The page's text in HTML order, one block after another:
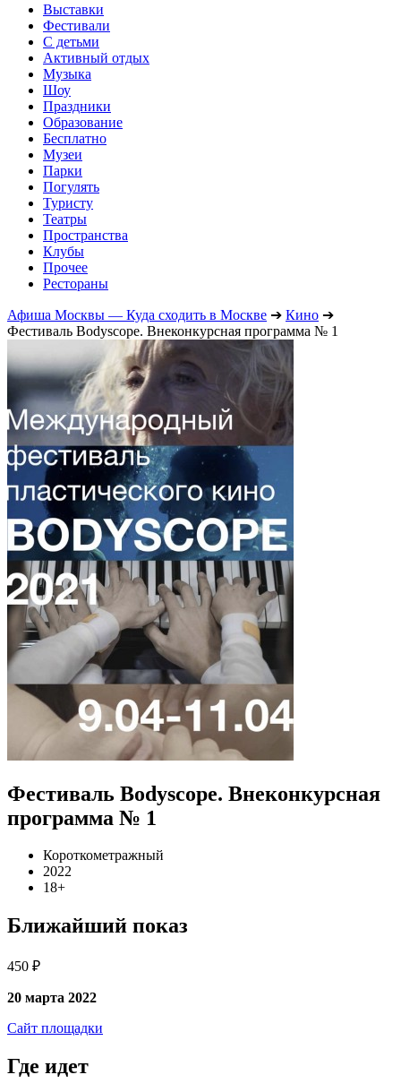
Выставки
Фестивали
С детьми
Активный отдых
Музыка
Шоу
Праздники
Образование
Бесплатно
Музеи
Парки
Погулять
Туристу
Театры
Пространства
Клубы
Прочее
Рестораны
Афиша Москвы — Куда сходить в Москве ➔ Кино ➔
Фестиваль Bodyscope. Внеконкурсная программа № 1
Фестиваль Bodyscope. Внеконкурсная
программа № 1
Короткометражный
2022
18+
Ближайший показ
450 ₽
20 марта 2022
Сайт площадки
Где идет